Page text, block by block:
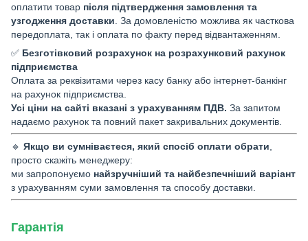
оплатити товар після підтвердження замовлення та
узгодження доставки . За домовленістю можлива як часткова
передоплата, так і оплата по факту перед відвантаженням.
✅ Безготівковий розрахунок на розрахунковий рахунок
підприємства
Оплата за реквізитами через касу банку або інтернет-банкінг
на рахунок підприємства.
Усі ціни на сайті вказані з урахуванням ПДВ. За запитом
надаємо рахунок та повний пакет закривальних документів.
🔹 Якщо ви сумніваєтеся, який спосіб оплати обрати
просто скажіть менеджеру:
ми запропонуємо найзручніший та найбезпечніший варіант
з урахуванням суми замовлення та способу доставки.
Гарантія